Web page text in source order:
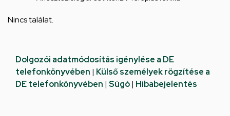
Nincs találat.
Dolgozói adatmódosítás igénylése a DE
telefonkönyvében | Külső személyek rögzítése a
DE telefonkönyvében | Súgó| Hibabejelentés